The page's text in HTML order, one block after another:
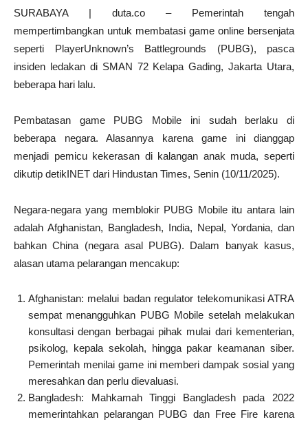
SURABAYA | duta.co – Pemerintah tengah
mempertimbangkan untuk membatasi game online bersenjata
seperti PlayerUnknown’s Battlegrounds (PUBG), pasca
insiden ledakan di SMAN 72 Kelapa Gading, Jakarta Utara,
beberapa hari lalu.
Pembatasan game PUBG Mobile ini sudah berlaku di
beberapa negara. Alasannya karena game ini dianggap
menjadi pemicu kekerasan di kalangan anak muda, seperti
dikutip detikINET dari Hindustan Times, Senin (10/11/2025).
Negara-negara yang memblokir PUBG Mobile itu antara lain
adalah Afghanistan, Bangladesh, India, Nepal, Yordania, dan
bahkan China (negara asal PUBG). Dalam banyak kasus,
alasan utama pelarangan mencakup:
Afghanistan: melalui badan regulator telekomunikasi ATRA
sempat menangguhkan PUBG Mobile setelah melakukan
konsultasi dengan berbagai pihak mulai dari kementerian,
psikolog, kepala sekolah, hingga pakar keamanan siber.
Pemerintah menilai game ini memberi dampak sosial yang
meresahkan dan perlu dievaluasi.
Bangladesh: Mahkamah Tinggi Bangladesh pada 2022
memerintahkan pelarangan PUBG dan Free Fire karena